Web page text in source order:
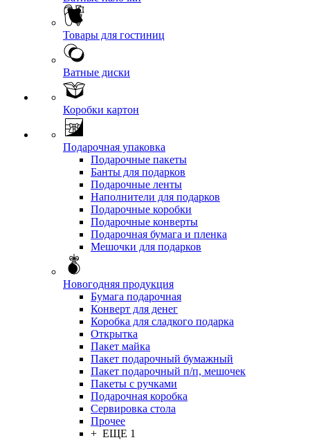
Товары для гостиниц
Ватные диски
Коробки картон
Подарочная упаковка
Подарочные пакеты
Банты для подарков
Подарочные ленты
Наполнители для подарков
Подарочные коробки
Подарочные конверты
Подарочная бумага и пленка
Мешочки для подарков
Новогодняя продукция
Бумага подарочная
Конверт для денег
Коробка для сладкого подарка
Открытка
Пакет майка
Пакет подарочный бумажный
Пакет подарочный п/п, мешочек
Пакеты с ручками
Подарочная коробка
Сервировка стола
Прочее
+ ЕЩЕ 1